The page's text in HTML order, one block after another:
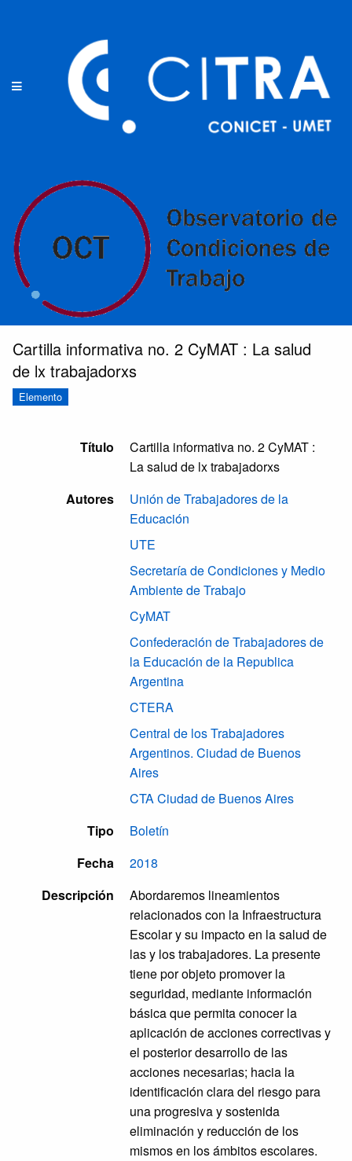
Cartilla informativa no. 2 CyMAT : La salud
de lx trabajadorxs
Elemento
Título
Cartilla informativa no. 2 CyMAT :
La salud de lx trabajadorxs
Autores
Unión de Trabajadores de la
Educación
UTE
Secretaría de Condiciones y Medio
Ambiente de Trabajo
CyMAT
Confederación de Trabajadores de
la Educación de la Republica
Argentina
CTERA
Central de los Trabajadores
Argentinos. Ciudad de Buenos
Aires
CTA Ciudad de Buenos Aires
Tipo
Boletín
Fecha
2018
Descripción
Abordaremos lineamientos
relacionados con la Infraestructura
Escolar y su impacto en la salud de
las y los trabajadores. La presente
tiene por objeto promover la
seguridad, mediante información
básica que permita conocer la
aplicación de acciones correctivas y
el posterior desarrollo de las
acciones necesarias; hacia la
identificación clara del riesgo para
una progresiva y sostenida
eliminación y reducción de los
mismos en los ámbitos escolares.